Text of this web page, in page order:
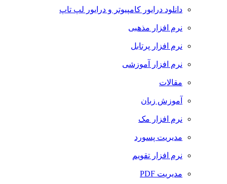
دانلود درایور کامپیوتر و درایور لپ تاپ
نرم افزار مذهبی
نرم افزار پرتابل
نرم افزار آموزشی
مقالات
آموزش زبان
نرم افزار مک
مدیریت پسورد
نرم افزار تقویم
مدیریت PDF